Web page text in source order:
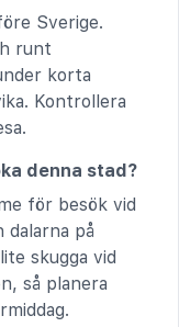
Sverige.
runt
korta
Kontrollera
denna stad?
för besök vid
på
skugga vid
så planera